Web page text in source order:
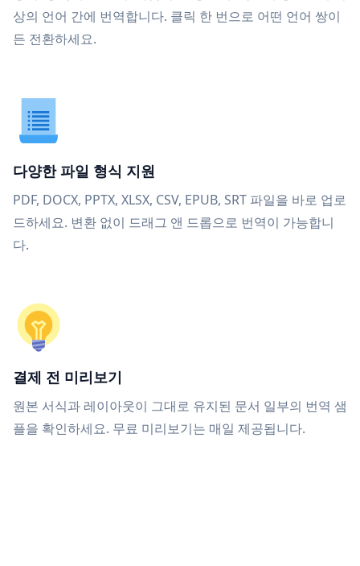
상의 언어 간에 번역합니다. 클릭 한 번으로 어떤 언어 쌍이
든 전환하세요.
다양한 파일 형식 지원
PDF, DOCX, PPTX, XLSX, CSV, EPUB, SRT 파일을 바로 업로
드하세요. 변환 없이 드래그 앤 드롭으로 번역이 가능합니
다.
결제 전 미리보기
원본 서식과 레이아웃이 그대로 유지된 문서 일부의 번역 샘
플을 확인하세요. 무료 미리보기는 매일 제공됩니다.